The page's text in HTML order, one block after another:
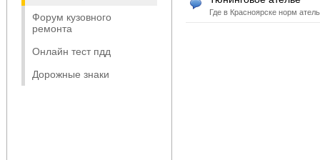
Форум кузовного
ремонта
Онлайн тест пдд
Дорожные знаки
Где в Красноярске норм